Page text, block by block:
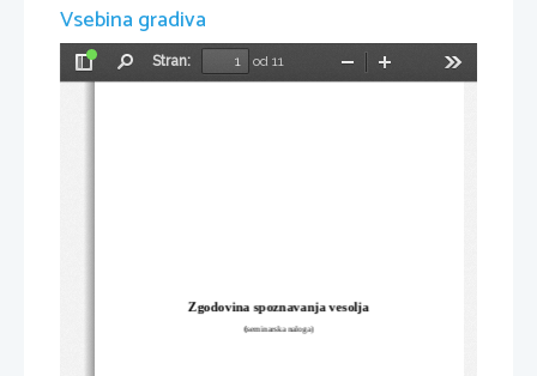
Vsebina gradiva
Preklopi
Stran:
od 11
Pomanjšaj
Zgodovina spoznavanja vesolja
(seminarska naloga)